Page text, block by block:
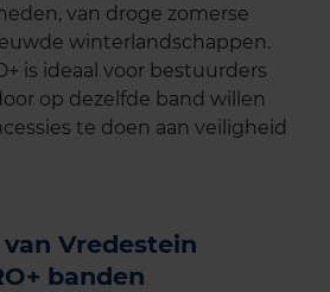
van droge zomerse
winterlandschappen.
is ideaal voor bestuurders
op dezelfde band willen
te doen aan veiligheid
Vredestein
banden